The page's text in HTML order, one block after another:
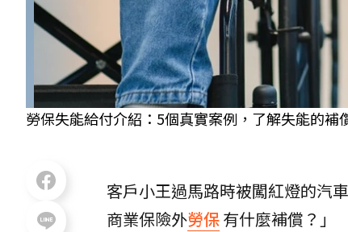
勞保失能給付介紹：5個真實案例，了解失能的
客戶小王過馬路時被闖紅燈的汽
商業保險外勞保有什麼補償？」